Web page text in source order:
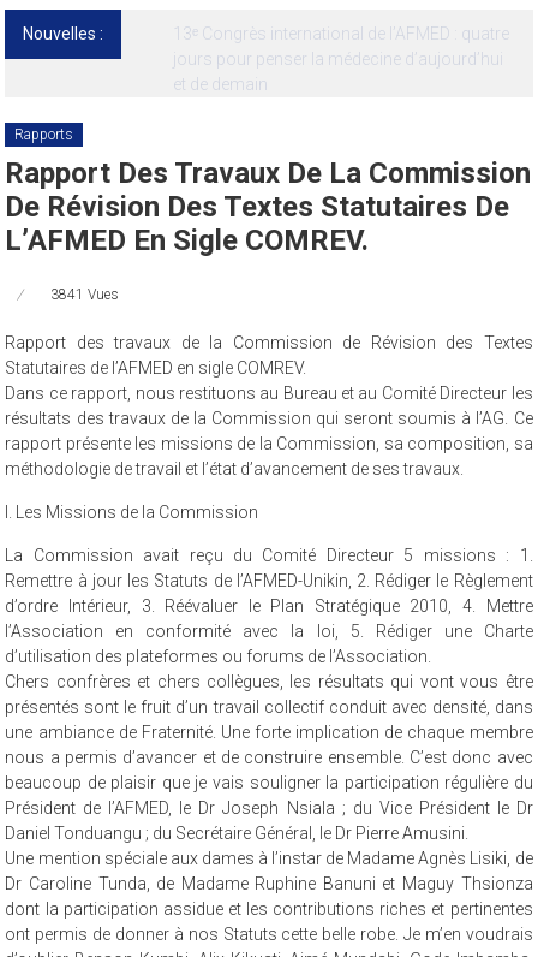
Nouvelles :
13ᵉ Congrès international de l’AFMED : quatre
jours pour penser la médecine d’aujourd’hui
et de demain
Rapports
Rapport Des Travaux De La Commission
De Révision Des Textes Statutaires De
L’AFMED En Sigle COMREV.
3841 Vues
Rapport des travaux de la Commission de Révision des Textes
Statutaires de l’AFMED en sigle COMREV.
Dans ce rapport, nous restituons au Bureau et au Comité Directeur les
résultats des travaux de la Commission qui seront soumis à l’AG. Ce
rapport présente les missions de la Commission, sa composition, sa
méthodologie de travail et l’état d’avancement de ses travaux.
I. Les Missions de la Commission
La Commission avait reçu du Comité Directeur 5 missions : 1.
Remettre à jour les Statuts de l’AFMED-Unikin, 2. Rédiger le Règlement
d’ordre Intérieur, 3. Réévaluer le Plan Stratégique 2010, 4. Mettre
l’Association en conformité avec la loi, 5. Rédiger une Charte
d’utilisation des plateformes ou forums de l’Association.
Chers confrères et chers collègues, les résultats qui vont vous être
présentés sont le fruit d’un travail collectif conduit avec densité, dans
une ambiance de Fraternité. Une forte implication de chaque membre
nous a permis d’avancer et de construire ensemble. C’est donc avec
beaucoup de plaisir que je vais souligner la participation régulière du
Président de l’AFMED, le Dr Joseph Nsiala ; du Vice Président le Dr
Daniel Tonduangu ; du Secrétaire Général, le Dr Pierre Amusini.
Une mention spéciale aux dames à l’instar de Madame Agnès Lisiki, de
Dr Caroline Tunda, de Madame Ruphine Banuni et Maguy Thsionza
dont la participation assidue et les contributions riches et pertinentes
ont permis de donner à nos Statuts cette belle robe. Je m’en voudrais